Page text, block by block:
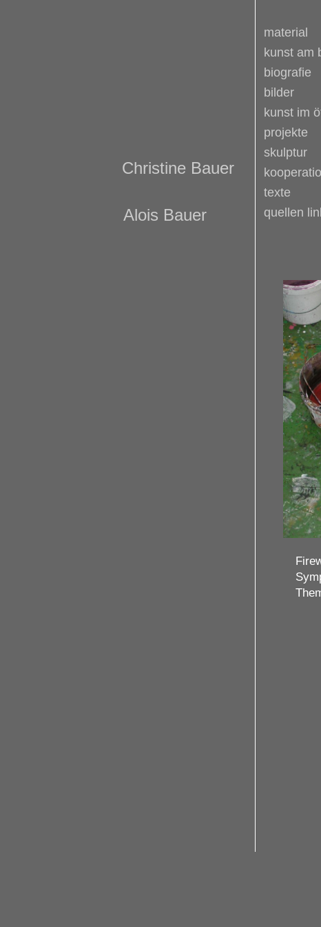
Christine Bauer
Alois Bauer
material
kunst am
biografie
bilder
kunst im
projekte
skulptur
texte
quellen